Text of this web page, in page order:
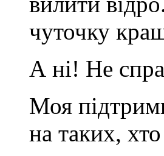
чуточку
А ні! Не
Моя
на таких,